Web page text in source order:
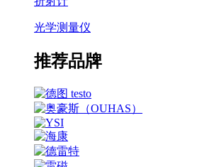
光学测量仪
推荐品牌